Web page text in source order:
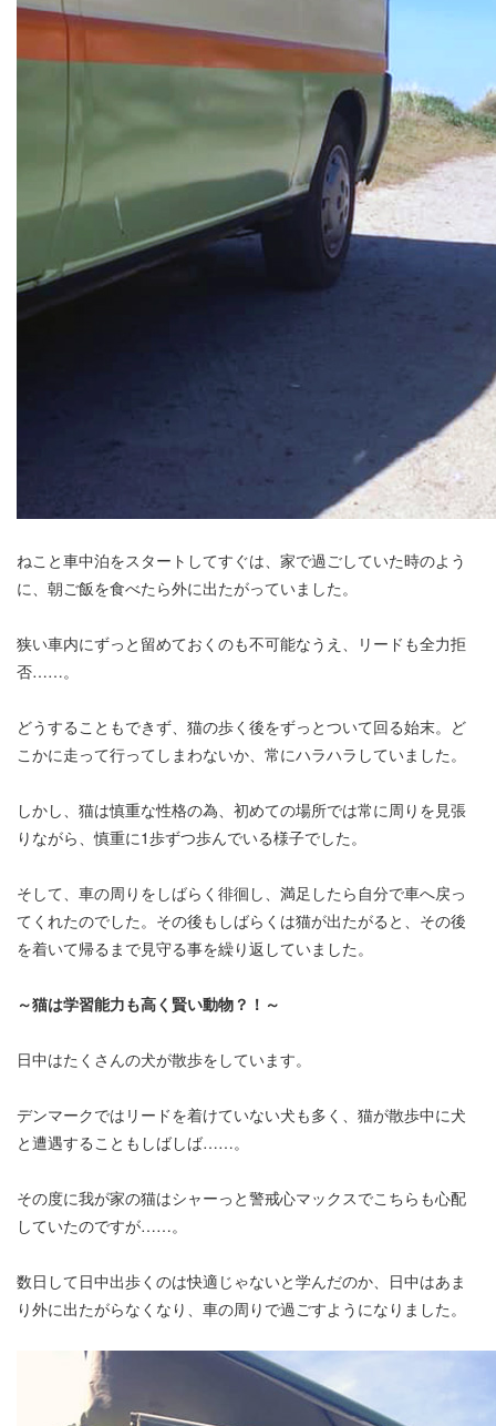
ねこと車中泊をスタートしてすぐは、家で過ごしていた時のよう
に、朝ご飯を食べたら外に出たがっていました。
狭い車内にずっと留めておくのも不可能なうえ、リードも全力拒
否……。
どうすることもできず、猫の歩く後をずっとついて回る始末。ど
こかに走って行ってしまわないか、常にハラハラしていました。
しかし、猫は慎重な性格の為、初めての場所では常に周りを見張
りながら、慎重に1歩ずつ歩んでいる様子でした。
そして、車の周りをしばらく徘徊し、満足したら自分で車へ戻っ
てくれたのでした。その後もしばらくは猫が出たがると、その後
を着いて帰るまで見守る事を繰り返していました。
～猫は学習能力も高く賢い動物？！～
日中はたくさんの犬が散歩をしています。
デンマークではリードを着けていない犬も多く、猫が散歩中に犬
と遭遇することもしばしば……。
その度に我が家の猫はシャーっと警戒心マックスでこちらも心配
していたのですが……。
数日して日中出歩くのは快適じゃないと学んだのか、日中はあま
り外に出たがらなくなり、車の周りで過ごすようになりました。